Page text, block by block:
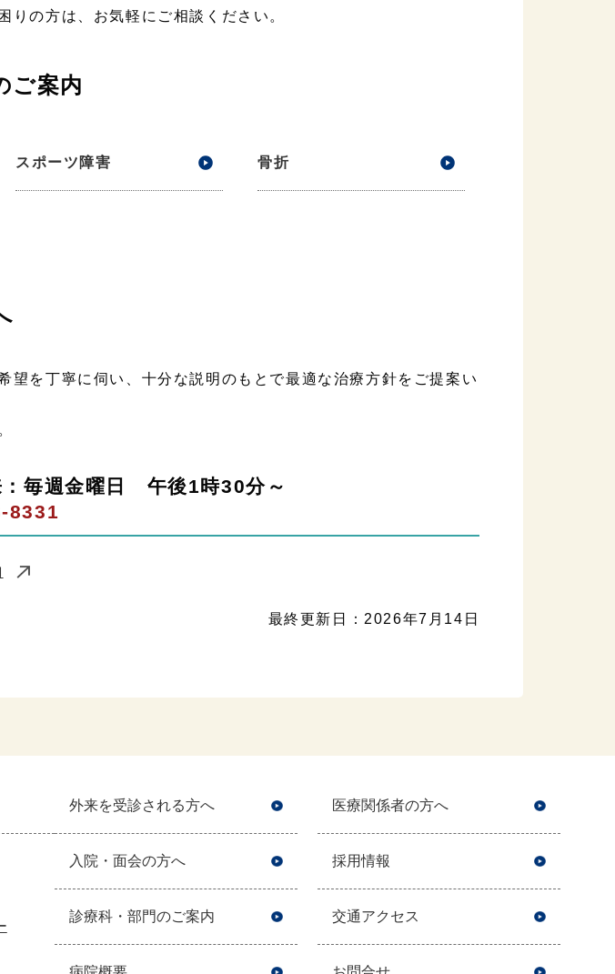
りの方は、お気軽にご相談ください。
ご案内
スポーツ障害 骨折
望を丁寧に伺い、十分な説明のもとで最適な治療方針をご提案い
毎週金曜日 午後1時30分～
8331
最終更新日：2026年7月14日
外来を受診される方へ
入院・面会の方へ
診療科・部門のご案内
医療関係者の方へ
採用情報
交通アクセス